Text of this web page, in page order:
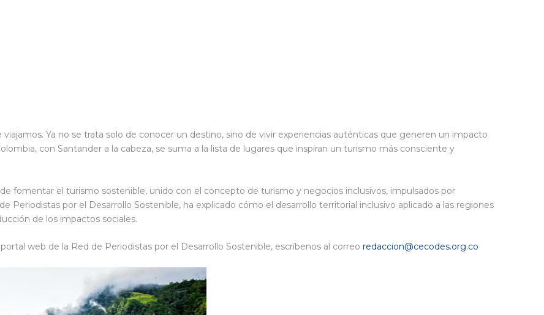
Ya no se trata solo de conocer un destino, sino de vivir experiencias auténticas que generen un impacto
con Santander a la cabeza, se suma a la lista de lugares que inspiran un turismo más consciente y
fomentar el turismo sostenible, unido con el concepto de turismo y negocios inclusivos, impulsados por
Periodistas por el Desarrollo Sostenible, ha explicado cómo el desarrollo territorial inclusivo aplicado a las regiones
de los impactos sociales.
web de la Red de Periodistas por el Desarrollo Sostenible, escríbenos al correo redaccion@cecodes.org.co